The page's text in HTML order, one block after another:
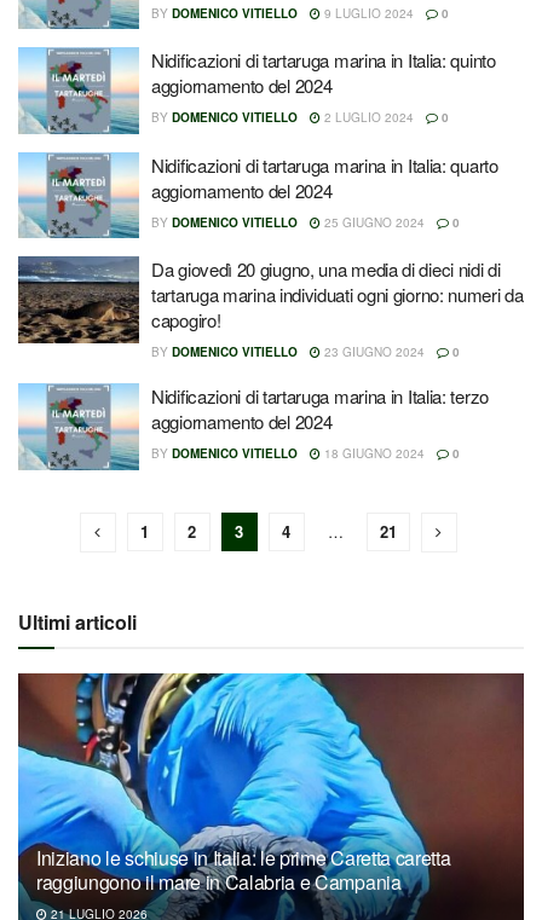
BY DOMENICO VITIELLO 9 LUGLIO 2024 0
Nidificazioni di tartaruga marina in Italia: quinto
aggiornamento del 2024
BY DOMENICO VITIELLO 2 LUGLIO 2024 0
Nidificazioni di tartaruga marina in Italia: quarto
aggiornamento del 2024
BY DOMENICO VITIELLO 25 GIUGNO 2024 0
Da giovedì 20 giugno, una media di dieci nidi di
tartaruga marina individuati ogni giorno: numeri da
capogiro!
BY DOMENICO VITIELLO 23 GIUGNO 2024 0
Nidificazioni di tartaruga marina in Italia: terzo
aggiornamento del 2024
BY DOMENICO VITIELLO 18 GIUGNO 2024 0
1 2 3 4 … 21
Ultimi articoli
Iniziano le schiuse in Italia: le prime Caretta caretta
raggiungono il mare in Calabria e Campania
21 LUGLIO 2026